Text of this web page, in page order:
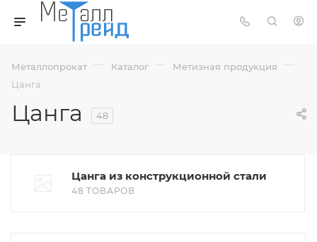
Металлопрокат — Каталог — Метизная продукция —
Цанга
Цанга 48
Цанга из конструкционной стали
48 ТОВАРОВ